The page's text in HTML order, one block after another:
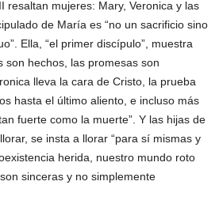
resaltan mujeres: Mary, Veronica y las
de María es “no un sacrificio sino
Ella, “el primer discípulo”, muestra
son hechos, las promesas son
lleva la cara de Cristo, la prueba
hasta el último aliento, e incluso más
fuerte como la muerte”. Y las hijas de
se insta a llorar “para sí mismas y
herida, nuestro mundo roto
sinceras y no simplemente